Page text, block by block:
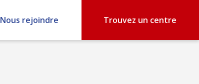
Nous rejoindre Trouvez un centre